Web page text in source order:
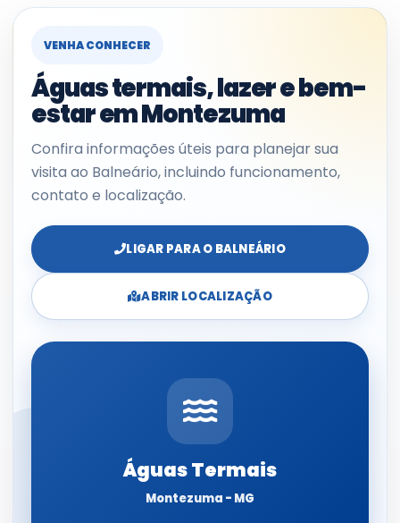
VENHA CONHECER
Águas termais, lazer e bem-
estar em Montezuma
Confira informações úteis para planejar sua
visita ao Balneário, incluindo funcionamento,
contato e localização.
LIGAR PARA O BALNEÁRIO
ABRIR LOCALIZAÇÃO
Águas Termais
Montezuma - MG